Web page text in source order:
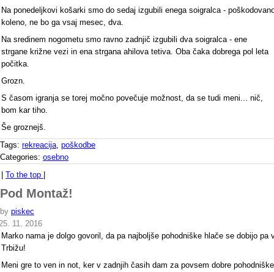
Na ponedeljkovi košarki smo do sedaj izgubili enega soigralca -
koleno, ne bo ga vsaj mesec, dva.
Na sredinem nogometu smo ravno zadnjič izgubili dva soigralca - ene
strgane križne vezi in ena strgana ahilova tetiva. Oba čaka dobrega pol leta
počitka.
Grozn.
S časom igranja se torej močno povečuje možnost, da se tudi meni... nič,
bom kar tiho.
Še groznejš.
Tags: rekreacija, poškodbe
Categories: osebno
To the top
Pod Montaž!
by piskec
11. 2016
Marko nama je dolgo govoril, da pa najboljše pohodniške hlače se dobijo pa
Trbižu!
Meni gre to ven in not, ker v zadnjih časih dam za povsem dobre pohodniške